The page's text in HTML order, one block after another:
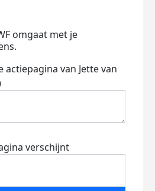
omgaat met je
actiepagina van Jette van
verschijnt